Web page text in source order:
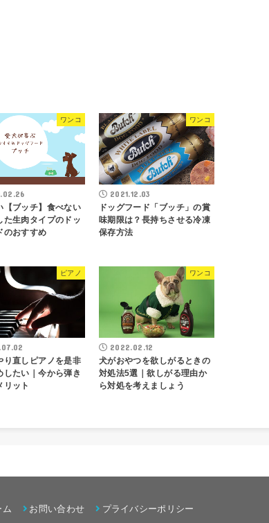
ワンコ
【ブッチ】食べない
た生肉タイプのドッ
のおすすめ
ワンコ
2021.12.03
ドッグフード「ブッチ」の賞
味期限は？長持ちさせる冷凍
保存方法
ピアノ
り直しピアノを是非
したい｜今から弾き
リット
ワンコ
2022.02.12
犬がおやつを欲しがるときの
対処法5選｜欲しがる理由か
ら対処を考えましょう
ム お問い合わせ プライバシーポリシー